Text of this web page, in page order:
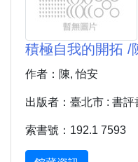
積極自我的開拓 /
作者：陳, 怡安
出版者：臺北市 : 書
索書號：192.1 7593